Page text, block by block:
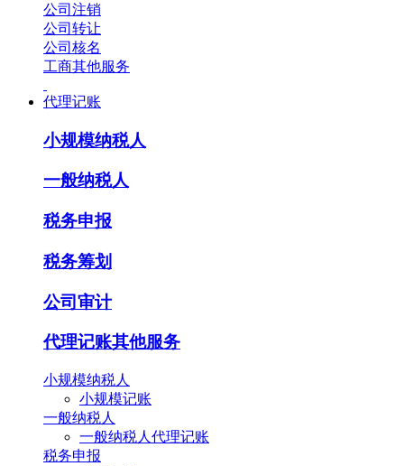
公司注销
公司转让
公司核名
工商其他服务
代理记账
小规模纳税人
一般纳税人
税务申报
税务筹划
公司审计
代理记账其他服务
小规模纳税人
小规模记账
一般纳税人
一般纳税人代理记账
税务申报